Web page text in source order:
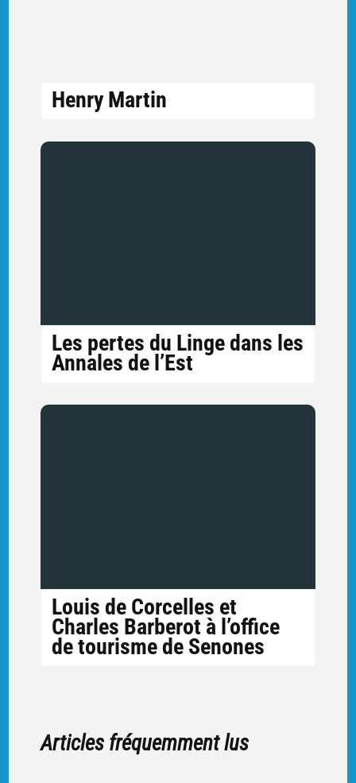
Henry Martin
Les pertes du Linge dans les
Annales de l’Est
Louis de Corcelles et
Charles Barberot à l’office
de tourisme de Senones
Articles fréquemment lus